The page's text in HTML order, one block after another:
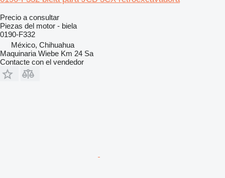
Precio a consultar
Piezas del motor - biela
0190-F332
México, Chihuahua
Maquinaria Wiebe Km 24 Sa
Contacte con el vendedor